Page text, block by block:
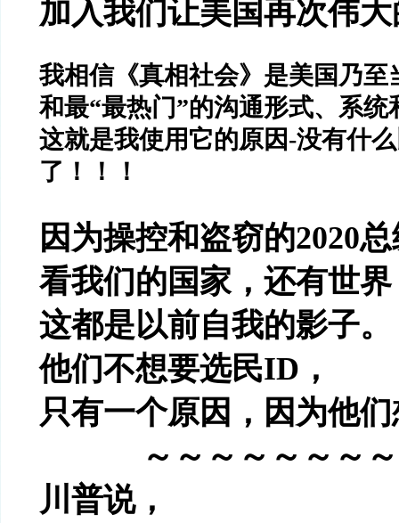
加入我们让美国再次伟
我相信《真相社会》是美国乃至
和最“最热门”的沟通形式、系统
这就是我使用它的原因-没有什
了！！！
因为操控和盗窃的2020
看我们的国家，还有世
这都是以前自我的影子。
他们不想要选民ID ，
只有一个原因，因为他
～～～～～～～
川普说，